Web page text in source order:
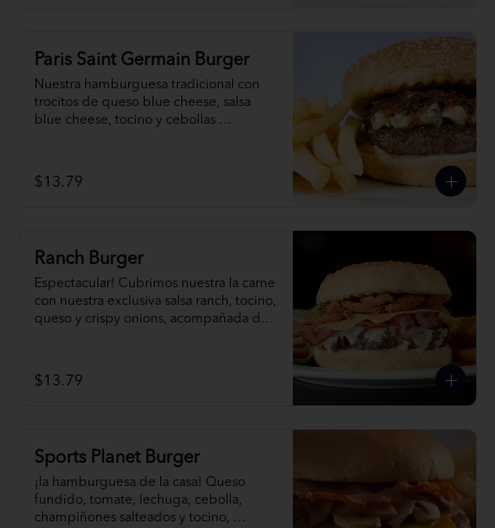
Paris Saint Germain Burger
Nuestra hamburguesa tradicional con
trocitos de queso blue cheese, salsa
blue cheese, tocino y cebollas
$13.79
Ranch Burger
Espectacular! Cubrimos nuestra la carne
con nuestra exclusiva salsa ranch, tocino,
queso y crispy onions, acompañada de
$13.79
Sports Planet Burger
¡la hamburguesa de la casa! Queso
fundido, tomate, lechuga, cebolla,
champiñones salteados y tocino,